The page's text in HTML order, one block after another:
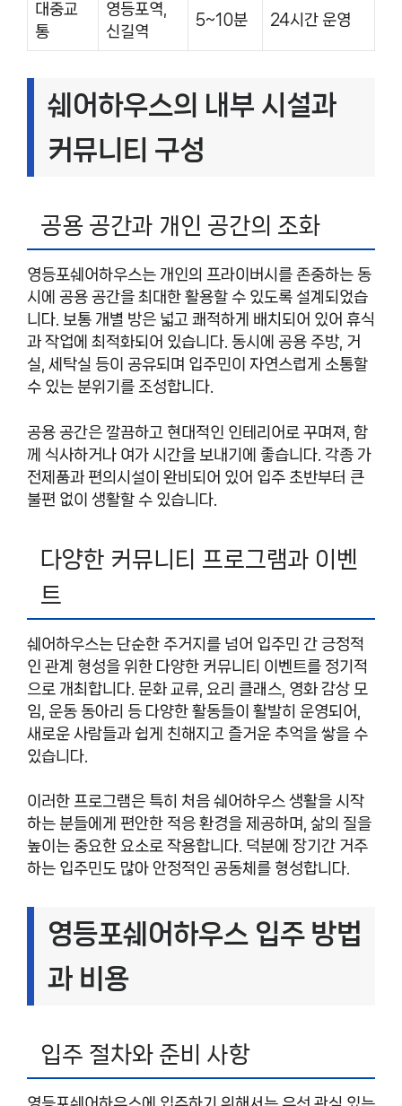
대중교
통
영등포역,
신길역
5~10분 24시간 운영
쉐어하우스의 내부 시설과
커뮤니티 구성
공용 공간과 개인 공간의 조화
영등포쉐어하우스는 개인의 프라이버시를 존중하는 동
시에 공용 공간을 최대한 활용할 수 있도록 설계되었습
니다. 보통 개별 방은 넓고 쾌적하게 배치되어 있어 휴식
과 작업에 최적화되어 있습니다. 동시에 공용 주방, 거
실, 세탁실 등이 공유되며 입주민이 자연스럽게 소통할
수 있는 분위기를 조성합니다.
공용 공간은 깔끔하고 현대적인 인테리어로 꾸며져, 함
께 식사하거나 여가 시간을 보내기에 좋습니다. 각종 가
전제품과 편의시설이 완비되어 있어 입주 초반부터 큰
불편 없이 생활할 수 있습니다.
다양한 커뮤니티 프로그램과 이벤
트
쉐어하우스는 단순한 주거지를 넘어 입주민 간 긍정적
인 관계 형성을 위한 다양한 커뮤니티 이벤트를 정기적
으로 개최합니다. 문화 교류, 요리 클래스, 영화 감상 모
임, 운동 동아리 등 다양한 활동들이 활발히 운영되어,
새로운 사람들과 쉽게 친해지고 즐거운 추억을 쌓을 수
있습니다.
이러한 프로그램은 특히 처음 쉐어하우스 생활을 시작
하는 분들에게 편안한 적응 환경을 제공하며, 삶의 질을
높이는 중요한 요소로 작용합니다. 덕분에 장기간 거주
하는 입주민도 많아 안정적인 공동체를 형성합니다.
영등포쉐어하우스 입주 방법
과 비용
입주 절차와 준비 사항